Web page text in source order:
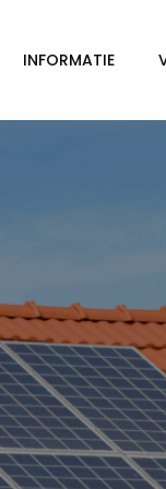
INFORMATIE